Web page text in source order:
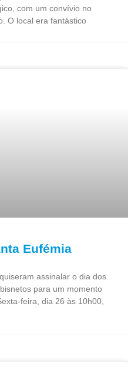
com um convívio no
O local era fantástico
Eufémia
assinalar o dia dos
para um momento
feira, dia 26 às 10h00,